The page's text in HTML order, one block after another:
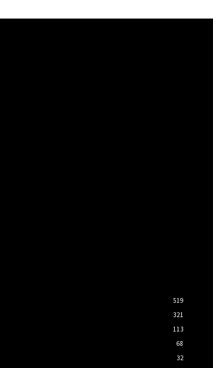
519
321
113
68
32